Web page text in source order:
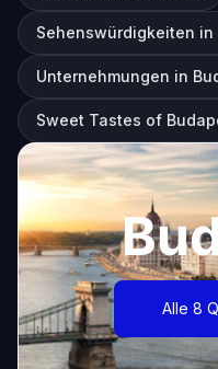
Sehenswürdigkeiten in
Unternehmungen in
Sweet Tastes of
Alle 8